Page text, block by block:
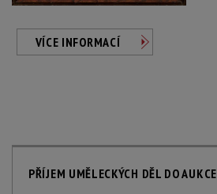
VÍCE INFORMACÍ
PŘÍJEM UMĚLECKÝCH DĚL DO AUKCE